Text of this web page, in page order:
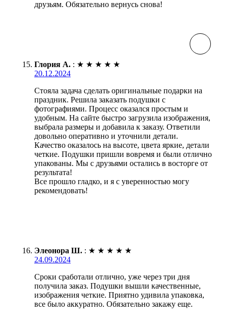
друзьям. Обязательно вернусь снова!
Глория А. : ★ ★ ★ ★ ★
20.12.2024
Стояла задача сделать оригинальные подарки на
праздник. Решила заказать подушки с
фотографиями. Процесс оказался простым и
удобным. На сайте быстро загрузила изображения,
выбрала размеры и добавила к заказу. Ответили
довольно оперативно и уточнили детали.
Качество оказалось на высоте, цвета яркие, детали
четкие. Подушки пришли вовремя и были отлично
упакованы. Мы с друзьями остались в восторге от
результата!
Все прошло гладко, и я с уверенностью могу
рекомендовать!
Элеонора Ш. : ★ ★ ★ ★ ★
24.09.2024
Сроки сработали отлично, уже через три дня
получила заказ. Подушки вышли качественные,
изображения четкие. Приятно удивила упаковка,
все было аккуратно. Обязательно закажу еще.